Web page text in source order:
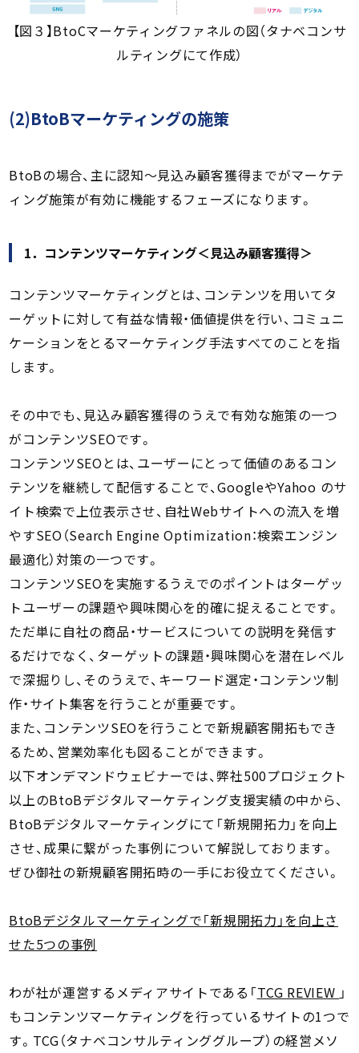
【図３】BtoCマーケティングファネルの図（タナベコンサ
ルティングにて作成）
(2)BtoBマーケティングの施策
BtoBの場合、主に認知～見込み顧客獲得までがマーケテ
ィング施策が有効に機能するフェーズになります。
1．コンテンツマーケティング＜見込み顧客獲得＞
コンテンツマーケティングとは、コンテンツを用いてタ
ーゲットに対して有益な情報・価値提供を行い、コミュニ
ケーションをとるマーケティング手法すべてのことを指
します。
その中でも、見込み顧客獲得のうえで有効な施策の一つ
がコンテンツSEOです。
コンテンツSEOとは、ユーザーにとって価値のあるコン
テンツを継続して配信することで、GoogleやYahoo のサ
イト検索で上位表示させ、自社Webサイトへの流入を増
やすSEO（Search Engine Optimization：検索エンジン
最適化）対策の一つです。
コンテンツSEOを実施するうえでのポイントはターゲッ
トユーザーの課題や興味関心を的確に捉えることです。
ただ単に自社の商品・サービスについての説明を発信す
るだけでなく、ターゲットの課題・興味関心を潜在レベル
で深掘りし、そのうえで、キーワード選定・コンテンツ制
作・サイト集客を行うことが重要です。
また、コンテンツSEOを行うことで新規顧客開拓もでき
るため、営業効率化も図ることができます。
以下オンデマンドウェビナーでは、弊社500プロジェクト
以上のBtoBデジタルマーケティング支援実績の中から、
BtoBデジタルマーケティングにて「新規開拓力」を向上
させ、成果に繋がった事例について解説しております。
ぜひ御社の新規顧客開拓時の一手にお役立てください。
BtoBデジタルマーケティングで「新規開拓力」を向上さ
せた5つの事例
わが社が運営するメディアサイトである「TCG REVIEW 」
もコンテンツマーケティングを行っているサイトの1つで
す。TCG（タナベコンサルティンググループ）の経営メソ